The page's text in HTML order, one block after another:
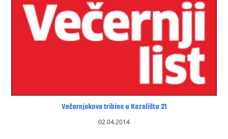
Večernjakova tribina u Kazalištu 21
02.04.2014